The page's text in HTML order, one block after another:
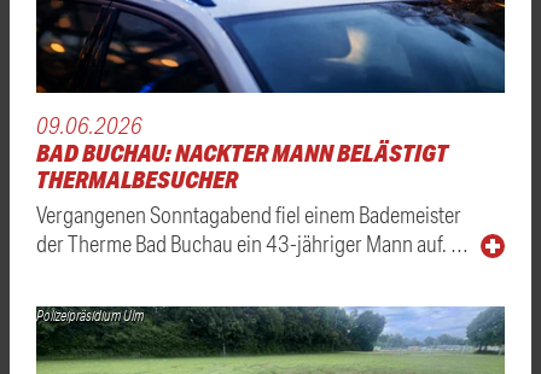
09.06.2026
BAD BUCHAU: NACKTER MANN BELÄSTIGT
THERMALBESUCHER
Vergangenen Sonntagabend fiel einem Bademeister
der Therme Bad Buchau ein 43-jähriger Mann auf. …
Polizeipräsidium Ulm